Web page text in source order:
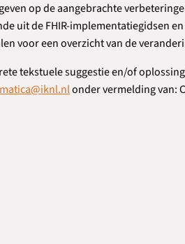
op de aangebrachte
uit de FHIR-implementatiegidsen
voor een overzicht van de
tekstuele suggestie en/of
onder vermelding van: